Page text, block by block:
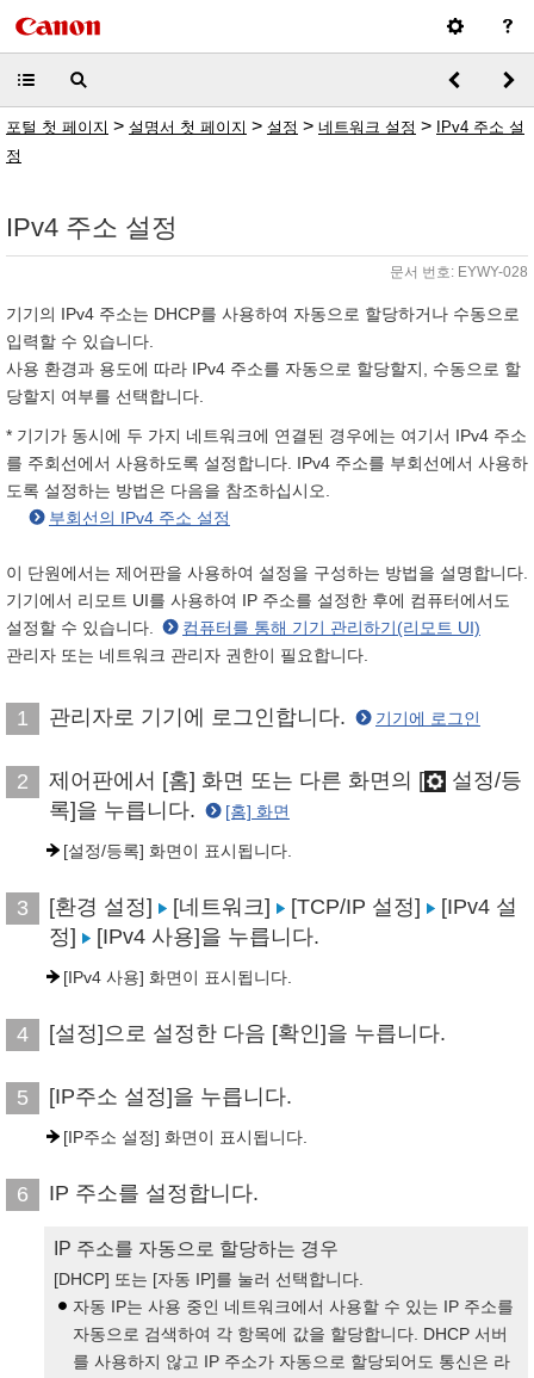
포털 첫 페이지 > 설명서 첫 페이지 > 설정 > 네트워크 설정 >
IPv4 주소 설
정
IPv4 주소 설정
문서 번호: EYWY-028
기기의 IPv4 주소는 DHCP를 사용하여 자동으로 할당하거나 수동으로
입력할 수 있습니다.
사용 환경과 용도에 따라 IPv4 주소를 자동으로 할당할지, 수동으로 할
당할지 여부를 선택합니다.
* 기기가 동시에 두 가지 네트워크에 연결된 경우에는 여기서 IPv4 주소
를 주회선에서 사용하도록 설정합니다. IPv4 주소를 부회선에서 사용하
도록 설정하는 방법은 다음을 참조하십시오.
부회선의 IPv4 주소 설정
이 단원에서는 제어판을 사용하여 설정을 구성하는 방법을 설명합니다.
기기에서 리모트 UI를 사용하여 IP 주소를 설정한 후에 컴퓨터에서도
설정할 수 있습니다.
컴퓨터를 통해 기기 관리하기(리모트 UI)
관리자 또는 네트워크 관리자 권한이 필요합니다.
1 관리자로 기기에 로그인합니다. 기기에 로그인
2 제어판에서 [홈] 화면 또는 다른 화면의 [
설정/등
록]을 누릅니다.
[홈] 화면
[설정/등록] 화면이 표시됩니다.
3 [환경 설정] [네트워크] [TCP/IP 설정]
[IPv4 설
정]
[IPv4 사용]을 누릅니다.
[IPv4 사용] 화면이 표시됩니다.
4 [설정]으로 설정한 다음 [확인]을 누릅니다.
5 [IP주소 설정]을 누릅니다.
[IP주소 설정] 화면이 표시됩니다.
6 IP 주소를 설정합니다.
IP 주소를 자동으로 할당하는 경우
[DHCP] 또는 [자동 IP]를 눌러 선택합니다.
자동 IP는 사용 중인 네트워크에서 사용할 수 있는 IP 주소를
자동으로 검색하여 각 항목에 값을 할당합니다. DHCP 서버
를 사용하지 않고 IP 주소가 자동으로 할당되어도 통신은 라